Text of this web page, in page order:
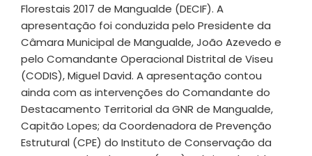
Florestais 2017 de Mangualde (DECIF). A
apresentação foi conduzida pelo Presidente da
Câmara Municipal de Mangualde, João Azevedo e
pelo Comandante Operacional Distrital de Viseu
(CODIS), Miguel David. A apresentação contou
ainda com as intervenções do Comandante do
Destacamento Territorial da GNR de Mangualde,
Capitão Lopes; da Coordenadora de Prevenção
Estrutural (CPE) do Instituto de Conservação da